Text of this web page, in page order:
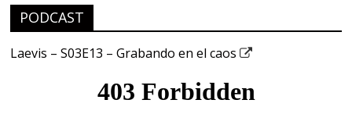
PODCAST
Laevis – S03E13 – Grabando en el caos